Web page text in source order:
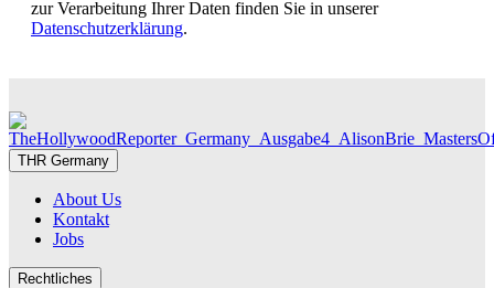
zur Verarbeitung Ihrer Daten finden Sie in unserer
Datenschutzerklärung.
THR Germany
About Us
Kontakt
Jobs
Rechtliches